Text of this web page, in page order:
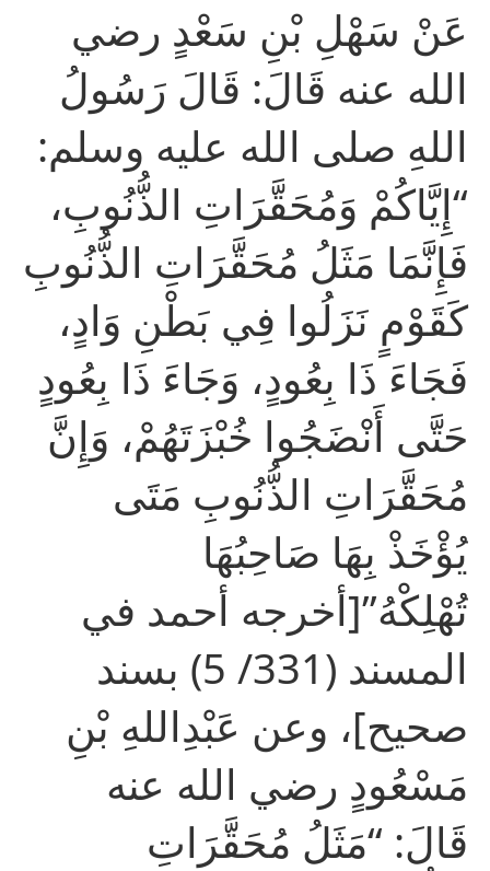
عَنْ سَهْلِ بْنِ سَعْدٍ رضي
الله عنه قَالَ: قَالَ رَسُولُ
اللهِ صلى الله عليه وسلم:
“إِيَّاكُمْ وَمُحَقَّرَاتِ الذُّنُوبِ،
فَإِنَّمَا مَثَلُ مُحَقَّرَاتِ الذُّنُوبِ
كَقَوْمٍ نَزَلُوا فِي بَطْنِ وَادٍ،
فَجَاءَ ذَا بِعُودٍ، وَجَاءَ ذَا بِعُودٍ
حَتَّى أَنْضَجُوا خُبْزَتَهُمْ، وَإِنَّ
مُحَقَّرَاتِ الذُّنُوبِ مَتَى
يُؤْخَذْ بِهَا صَاحِبُهَا
تُهْلِكْهُ”[أخرجه أحمد في
المسند (331/ 5) بسند
صحيح]، وعن عَبْدِاللهِ بْنِ
مَسْعُودٍ رضي الله عنه
قَالَ: “مَثَلُ مُحَقَّرَاتِ